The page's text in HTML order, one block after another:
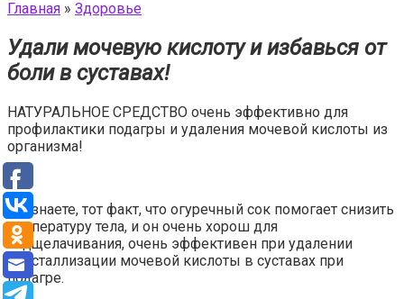
Главная » Здоровье
Удали мочевую кислоту и избавься от
боли в суставах!
НАТУРАЛЬНОЕ СРЕДСТВО очень эффективно для
профилактики подагры и удаления мочевой кислоты из
организма!
Вы знаете, тот факт, что огуречный сок помогает снизить
температуру тела, и он очень хорош для
подщелачивания, очень эффективен при удалении
кристаллизации мочевой кислоты в суставах при
подагре.